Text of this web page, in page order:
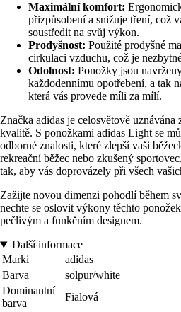
Maximální komfort:
přizpůsobení a snižuje tření, což
soustředit na svůj výkon.
Prodyšnost: Použité prodyšné
cirkulaci vzduchu, což je
Odolnost: Ponožky jsou
každodennímu opotřebení, a tak
která vás provede míli za mílí.
Značka adidas je celosvětově
kvalitě. S ponožkami adidas Light se
odborné znalosti, které zlepší vaši
rekreační běžec nebo zkušený
tak, aby vás doprovázely při všech
Zažijte novou dimenzi pohodlí během
nechte se oslovit výkony těchto
pečlivým a funkčním designem.
Další informace
Marki
adidas
Barva
solpur/white
Dominantní
barva
Fialová